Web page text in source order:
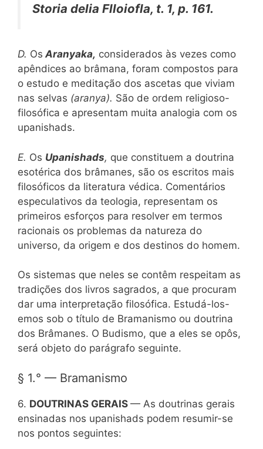
Storia delia Flloiofla, t. 1, p. 161.
D. Os Aranyaka, considerados às vezes como
apêndices ao brâmana, foram compostos para
o estudo e meditação dos ascetas que viviam
nas selvas (aranya). São de ordem religioso-
filosófica e apresentam muita analogia com os
upanishads.
E. Os Upanishads, que constituem a doutrina
esotérica dos brâmanes, são os escritos mais
filosóficos da literatura védica. Comentários
especulativos da teologia, representam os
primeiros esforços para resolver em termos
racionais os problemas da natureza do
universo, da origem e dos destinos do homem.
Os sistemas que neles se contêm respeitam as
tradições dos livros sagrados, a que procuram
dar uma interpretação filosófica. Estudá-los-
emos sob o título de Bramanismo ou doutrina
dos Brâmanes. O Budismo, que a eles se opôs,
será objeto do parágrafo seguinte.
§ 1.° — Bramanismo
6. DOUTRINAS GERAIS — As doutrinas gerais
ensinadas nos upanishads podem resumir-se
nos pontos seguintes: